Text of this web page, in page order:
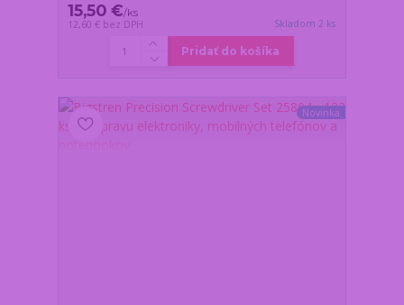
15,50 €/ks
12,60 € bez DPH Skladom 2 ks
Pridať do košíka
Novinka